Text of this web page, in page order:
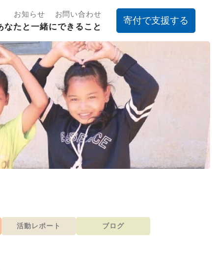
お知らせ お問い合わせ
なたと一緒にできること
寄付で支援する
活動レポート ブログ